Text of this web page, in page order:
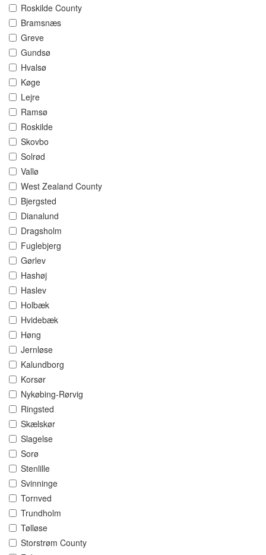
Roskilde County
Bramsnæs
Greve
Gundsø
Hvalsø
Køge
Lejre
Ramsø
Roskilde
Skovbo
Solrød
Vallø
West Zealand County
Bjergsted
Dianalund
Dragsholm
Fuglebjerg
Gørlev
Hashøj
Haslev
Holbæk
Hvidebæk
Høng
Jernløse
Kalundborg
Korsør
Nykøbing-Rørvig
Ringsted
Skælskør
Slagelse
Sorø
Stenlille
Svinninge
Tornved
Trundholm
Tølløse
Storstrøm County